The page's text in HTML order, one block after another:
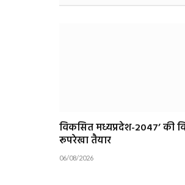
विकसित मध्यप्रदेश-2047’ की
रूपरेखा तैयार
06/08/2026